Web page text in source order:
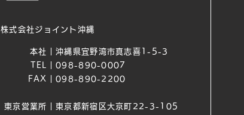
株式会社ジョイント沖縄
本社｜
TEL｜
FAX｜
東京営業所｜
沖縄県宜野湾市真志喜1-5-3
098-890-0007
098-890-2200
東京都新宿区大京町22-3-105